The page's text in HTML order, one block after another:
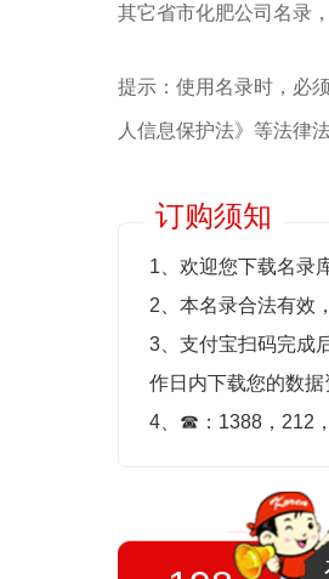
其它省市化肥公司名录，
提示：使用名录时，必
人信息保护法》等‌法律
订购须知
1、欢迎您下载名录
2、本名录合法有效
3、支付宝扫码完成
作日内下载您的数据
4、 ☎ ：1388，212